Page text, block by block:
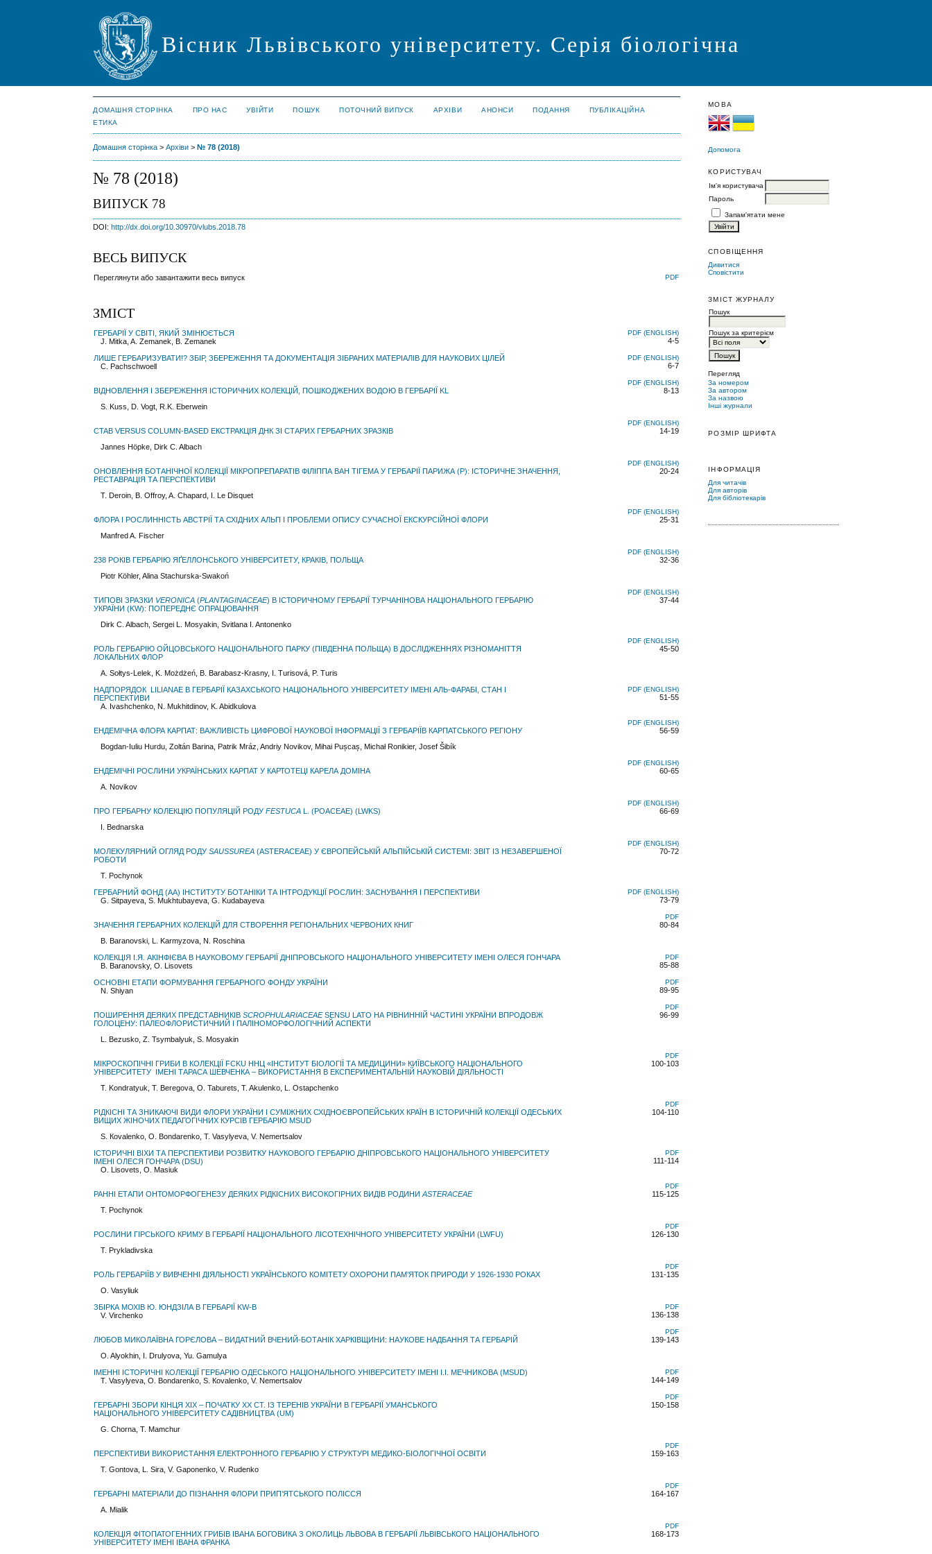
Вісник Львівського університету. Серія біологічна
МОВА
Допомога
КОРИСТУВАЧ
Ім'я користувача
Пароль
Запам'ятати мене
СПОВІЩЕННЯ
Дивитися
Сповістити
ЗМІСТ ЖУРНАЛУ
Пошук
Пошук за критерієм
Перегляд
За номером
За автором
За назвою
Інші журнали
РОЗМІР ШРИФТА
ІНФОРМАЦІЯ
Для читачів
Для авторів
Для бібліотекарів
ДОМАШНЯ СТОРІНКА ПРО НАС УВІЙТИ ПОШУК ПОТОЧНИЙ ВИПУСК АРХІВИ АНОНСИ ПОДАННЯ
ПУБЛІКАЦІЙНА
ЕТИКА
Домашня сторінка >Архіви >№ 78 (2018)
№ 78 (2018)
ВИПУСК 78
DOI: http://dx.doi.org/10.30970/vlubs.2018.78
ВЕСЬ ВИПУСК
Переглянути або завантажити весь випуск PDF
ЗМІСТ
ГЕРБАРІЇ У СВІТІ, ЯКИЙ ЗМІНЮЄТЬСЯ
J. Mitka, A. Zemanek, B. Zemanek
PDF (ENGLISH)
4-5
ЛИШЕ ГЕРБАРИЗУВАТИ!? ЗБІР, ЗБЕРЕЖЕННЯ ТА ДОКУМЕНТАЦІЯ ЗІБРАНИХ МАТЕРІАЛІВ ДЛЯ НАУКОВИХ ЦІЛЕЙ
C. Pachschwoell
PDF (ENGLISH)
6-7
ВІДНОВЛЕННЯ І ЗБЕРЕЖЕННЯ ІСТОРИЧНИХ КОЛЕКЦІЙ, ПОШКОДЖЕНИХ ВОДОЮ В ГЕРБАРІЇ KL
S. Kuss, D. Vogt, R.K. Eberwein
PDF (ENGLISH)
8-13
CTAB VERSUS COLUMN-BASED EКСТРАКЦІЯ ДНК ЗІ СТАРИХ ГЕРБАРНИХ ЗРАЗКІВ
Jannes Höpke, Dirk C. Albach
PDF (ENGLISH)
14-19
ОНОВЛЕННЯ БОТАНІЧНОЇ КОЛЕКЦІЇ МІКРОПРЕПАРАТІВ ФІЛІППА ВАН ТІГЕМА У ГЕРБАРІЇ ПАРИЖА (P): ІСТОРИЧНЕ ЗНАЧЕННЯ,
РЕСТАВРАЦІЯ ТА ПЕРСПЕКТИВИ
T. Deroin, B. Offroy, A. Chapard, I. Le Disquet
PDF (ENGLISH)
20-24
ФЛОРА І РОСЛИННІСТЬ АВСТРІЇ ТА СХІДНИХ АЛЬП І ПРОБЛЕМИ ОПИСУ СУЧАСНОЇ ЕКСКУРСІЙНОЇ ФЛОРИ
Manfred A. Fischer
PDF (ENGLISH)
25-31
238 РОКІВ ГЕРБАРІЮ ЯҐЕЛЛОНСЬКОГО УНІВЕРСИТЕТУ, КРАКІВ, ПОЛЬЩА
Piotr Köhler, Alina Stachurska-Swakoń
PDF (ENGLISH)
32-36
ТИПОВІ ЗРАЗКИ VERONICA (PLANTAGINACEAE) В ІСТОРИЧНОМУ ГЕРБАРІЇ ТУРЧАНІНОВА НАЦІОНАЛЬНОГО ГЕРБАРІЮ
УКРАЇНИ (KW): ПОПЕРЕДНЄ ОПРАЦЮВАННЯ
Dirk C. Albach, Sergei L. Mosyakin, Svitlana I. Antonenko
PDF (ENGLISH)
37-44
РОЛЬ ГЕРБАРІЮ ОЙЦОВСЬКОГО НАЦІОНАЛЬНОГО ПАРКУ (ПІВДЕННА ПОЛЬЩА) В ДОСЛІДЖЕННЯХ РІЗНОМАНІТТЯ
ЛОКАЛЬНИХ ФЛОР
A. Sołtys-Lelek, K. Możdżeń, B. Barabasz-Krasny, I. Turisová, P. Turis
PDF (ENGLISH)
45-50
НАДПОРЯДОК LILIANAE В ГЕРБАРІЇ КАЗАХСЬКОГО НАЦІОНАЛЬНОГО УНІВЕРСИТЕТУ ІМЕНІ АЛЬ-ФАРАБІ, СТАН І
ПЕРСПЕКТИВИ
A. Ivashchenko, N. Mukhitdinov, K. Abidkulova
PDF (ENGLISH)
51-55
ЕНДЕМІЧНА ФЛОРА КАРПАТ: ВАЖЛИВІСТЬ ЦИФРОВОЇ НАУКОВОЇ ІНФОРМАЦІЇ З ГЕРБАРІЇВ КАРПАТСЬКОГО РЕГІОНУ
Bogdan-Iuliu Hurdu, Zoltán Barina, Patrik Mráz, Andriy Novikov, Mihai Pușcaș, Michał Ronikier, Josef Šibík
PDF (ENGLISH)
56-59
ЕНДЕМІЧНІ РОСЛИНИ УКРАЇНСЬКИХ КАРПАТ У КАРТОТЕЦІ КАРЕЛА ДОМІНА
A. Novikov
PDF (ENGLISH)
60-65
ПРО ГЕРБАРНУ КОЛЕКЦІЮ ПОПУЛЯЦІЙ РОДУFESTUCA L. (POACEAE) (LWKS)
I. Bednarska
PDF (ENGLISH)
66-69
МОЛЕКУЛЯРНИЙ ОГЛЯД РОДУSAUSSUREA (ASTERACEAE) У ЄВРОПЕЙСЬКІЙ АЛЬПІЙСЬКІЙ СИСТЕМІ: ЗВІТ ІЗ НЕЗАВЕРШЕНОЇ
РОБОТИ
T. Pochynok
PDF (ENGLISH)
70-72
ГЕРБАРНИЙ ФОНД (АА) ІНСТИТУТУ БОТАНІКИ ТА ІНТРОДУКЦІЇ РОСЛИН: ЗАСНУВАННЯ І ПЕРСПЕКТИВИ
G. Sitpayeva, S. Mukhtubayeva, G. Kudabayeva
PDF (ENGLISH)
73-79
ЗНАЧЕННЯ ГЕРБАРНИХ КОЛЕКЦІЙ ДЛЯ СТВОРЕННЯ РЕГІОНАЛЬНИХ ЧЕРВОНИХ КНИГ
B. Baranovski, L. Karmyzova, N. Roschina
PDF
80-84
КОЛЕКЦІЯ І.Я. АКІНФІЄВА В НАУКОВОМУ ГЕРБАРІЇ ДНІПРОВСЬКОГО НАЦІОНАЛЬНОГО УНІВЕРСИТЕТУ ІМЕНІ ОЛЕСЯ ГОНЧАРА
B. Baranovsky, O. Lisovets
PDF
85-88
ОСНОВНІ ЕТАПИ ФОРМУВАННЯ ГЕРБАРНОГО ФОНДУ УКРАЇНИ
N. Shiyan
PDF
89-95
ПОШИРЕННЯ ДЕЯКИХ ПРЕДСТАВНИКІВSCROPHULARIACEAESENSU LATO НА РІВНИННІЙ ЧАСТИНІ УКРАЇНИ ВПРОДОВЖ
ГОЛОЦЕНУ: ПАЛЕОФЛОРИСТИЧНИЙ І ПАЛІНОМОРФОЛОГІЧНИЙ АСПЕКТИ
L. Bezusko, Z. Tsymbalyuk, S. Mosyakin
PDF
96-99
МІКРОСКОПІЧНІ ГРИБИ В КОЛЕКЦІЇ FCKU ННЦ «ІНСТИТУТ БІОЛОГІЇ ТА МЕДИЦИНИ» КИЇВСЬКОГО НАЦІОНАЛЬНОГО
УНІВЕРСИТЕТУ ІМЕНІ ТАРАСА ШЕВЧЕНКА – ВИКОРИСТАННЯ В ЕКСПЕРИМЕНТАЛЬНІЙ НАУКОВІЙ ДІЯЛЬНОСТІ
T. Kondratyuk, T. Beregova, O. Taburets, T. Akulenko, L. Ostapchenko
PDF
100-103
РІДКІСНІ ТА ЗНИКАЮЧІ ВИДИ ФЛОРИ УКРАЇНИ І СУМІЖНИХ СХІДНОЄВРОПЕЙСЬКИХ КРАЇН В ІСТОРИЧНІЙ КОЛЕКЦІЇ ОДЕСЬКИХ
ВИЩИХ ЖІНОЧИХ ПЕДАГОГІЧНИХ КУРСІВ ГЕРБАРІЮ MSUD
S. Коvаlеnkо, O. Bondarenko, T. Vasylyeva, V. Nеmеrtsаlov
PDF
104-110
ІСТОРИЧНІ ВІХИ ТА ПЕРСПЕКТИВИ РОЗВИТКУ НАУКОВОГО ГЕРБАРІЮ ДНІПРОВСЬКОГО НАЦІОНАЛЬНОГО УНІВЕРСИТЕТУ
ІМЕНІ ОЛЕСЯ ГОНЧАРА (DSU)
O. Lisovets, O. Masiuk
PDF
111-114
РАННІ ЕТАПИ ОНТОМОРФОГЕНЕЗУ ДЕЯКИХ РІДКІСНИХ ВИСОКОГІРНИХ ВИДІВ РОДИНИASTERACEAE
T. Pochynok
PDF
115-125
РОСЛИНИ ГІРСЬКОГО КРИМУ В ГЕРБАРІЇ НАЦІОНАЛЬНОГО ЛІСОТЕХНІЧНОГО УНІВЕРСИТЕТУ УКРАЇНИ (LWFU)
T. Prykladivska
PDF
126-130
РОЛЬ ГЕРБАРІЇВ У ВИВЧЕННІ ДІЯЛЬНОСТІ УКРАЇНСЬКОГО КОМІТЕТУ ОХОРОНИ ПАМ’ЯТОК ПРИРОДИ У 1926-1930 РОКАХ
O. Vasyliuk
PDF
131-135
ЗБІРКА МОХІВ Ю. ЮНДЗІЛА В ГЕРБАРІЇ KW-B
V. Virchenko
PDF
136-138
ЛЮБОВ МИКОЛАЇВНА ГОРЄЛОВА – ВИДАТНИЙ ВЧЕНИЙ-БОТАНІК ХАРКІВЩИНИ: НАУКОВЕ НАДБАННЯ ТА ГЕРБАРІЙ
O. Alyokhin, I. Drulyova, Yu. Gamulya
PDF
139-143
ІМЕННІ ІСТОРИЧНІ КОЛЕКЦІЇ ГЕРБАРІЮ ОДЕСЬКОГО НАЦІОНАЛЬНОГО УНІВЕРСИТЕТУ ІМЕНІ І.І. МЕЧНИКОВА (MSUD)
T. Vasylyeva, O. Bondarenko, S. Коvаlеnkо, V. Nеmеrtsаlov
PDF
144-149
ГЕРБАРНІ ЗБОРИ КІНЦЯ ХІХ – ПОЧАТКУ ХХ СТ. ІЗ ТЕРЕНІВ УКРАЇНИ В ГЕРБАРІЇ УМАНСЬКОГО
НАЦІОНАЛЬНОГО УНІВЕРСИТЕТУ САДІВНИЦТВА (UM)
G. Chorna, T. Mamchur
PDF
150-158
ПЕРСПЕКТИВИ ВИКОРИСТАННЯ ЕЛЕКТРОННОГО ГЕРБАРІЮ У СТРУКТУРІ МЕДИКО-БІОЛОГІЧНОЇ ОСВІТИ
T. Gontova, L. Sira, V. Gaponenko, V. Rudenko
PDF
159-163
ГЕРБАРНІ МАТЕРІАЛИ ДО ПІЗНАННЯ ФЛОРИ ПРИП’ЯТСЬКОГО ПОЛІССЯ
A. Mialik
PDF
164-167
КОЛЕКЦІЯ ФІТОПАТОГЕННИХ ГРИБІВ ІВАНА БОГОВИКА З ОКОЛИЦЬ ЛЬВОВА В ГЕРБАРІЇ ЛЬВІВСЬКОГО НАЦІОНАЛЬНОГО
УНІВЕРСИТЕТУ ІМЕНІ ІВАНА ФРАНКА
PDF
168-173